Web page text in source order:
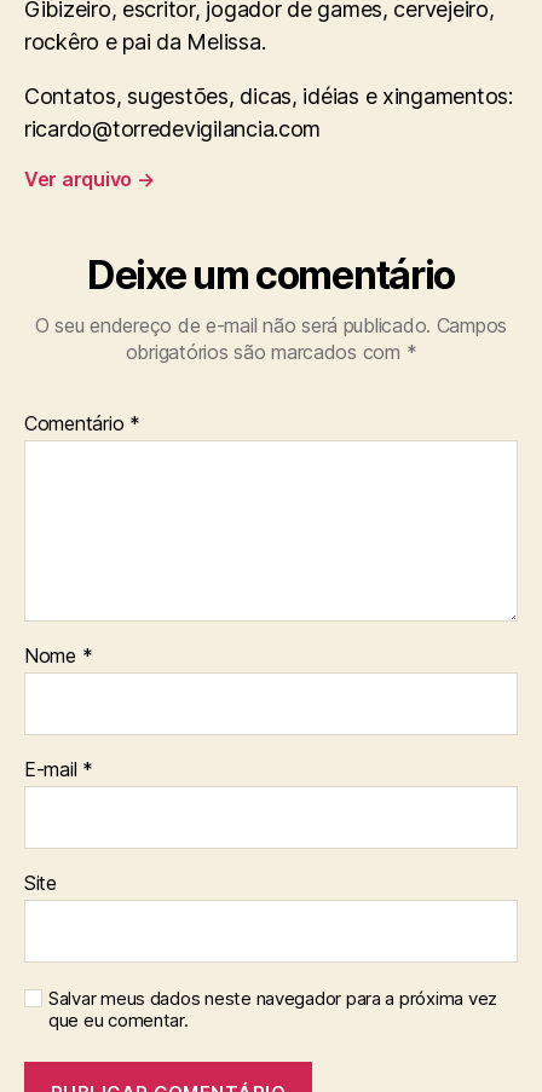
Gibizeiro, escritor, jogador de games, cervejeiro,
rockêro e pai da Melissa.
Contatos, sugestões, dicas, idéias e xingamentos:
ricardo@torredevigilancia.com
Ver arquivo →
Deixe um comentário
O seu endereço de e-mail não será publicado. Campos
obrigatórios são marcados com *
Comentário *
Nome *
E-mail *
Site
Salvar meus dados neste navegador para a próxima vez
que eu comentar.